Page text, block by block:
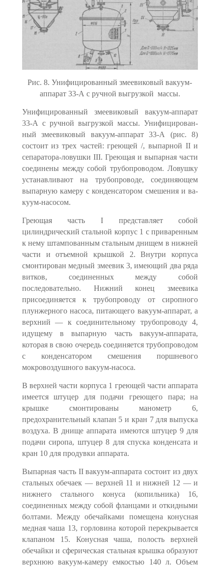
Рис. 8. Унифицированный змеевиковый вакуум-
аппарат 33-А с ручной выгрузкой массы.
Унифицированный змеевиковый вакуум-аппа­рат
33-А с ручной выгрузкой массы. Унифицирован­
ный змеевиковый вакуум-аппарат 33-А (рис. 8)
состоит из трех частей: гре­ющей /, выпарной II и
сепаратора-ловушки III. Греющая и выпарная части
соединены между собой трубопроводом. Ловушку
устанавливают на трубо­проводе, соединяющем
выпарную камеру с конденсатором смешения и ва­
куум-насосом.
Греющая часть I представляет собой
цилиндрический стальной корпус 1 с приваренным
к нему штампованным стальным днищем в нижней
части и отъемной крышкой 2. Внутри корпуса
смонтирован медный змеевик 3, име­ющий два ряда
витков, соединенных между собой
последовательно. Ниж­ний конец змеевика
присоединяется к трубопроводу от сиропного
плунжер­ного насоса, питающего вакуум-аппарат, а
верхний — к соединительному трубопроводу 4,
идущему в выпарную часть вакуум-аппарата,
которая в свою очередь соединяется трубопроводом
с конденсатором смешения порш­невого
мокровоздушного вакуум-насоса.
В верхней части корпуса 1 греющей части аппарата
имеется шту­цер для подачи греющего пара; на
крышке смонтированы манометр 6,
предохранительный клапан 5 и кран 7 для выпуска
воздуха. В днище аппарата имеются штуцер 9 для
подачи сиропа, штуцер 8 для спуска конден­сата и
кран 10 для продувки аппарата.
Выпарная часть II вакуум-аппарата состоит из двух
стальных обечаек — верхней 11 и нижней 12 — и
нижнего стального конуса (копильника) 16,
соединенных между собой фланцами и откидными
болтами. Между обечай­ками помещена конусная
медная чаша 13, горловина которой перекрывает­ся
клапаном 15. Конусная чаша, полость верхней
обечайки и сферическая стальная крышка образуют
верхнюю вакуум-камеру емкостью 140 л. Объем